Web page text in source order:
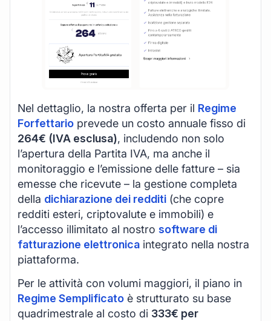
Nel dettaglio, la nostra offerta per il Regime
Forfettario prevede un costo annuale fisso di
264€ (IVA esclusa), includendo non solo
l’apertura della Partita IVA, ma anche il
monitoraggio e l’emissione delle fatture – sia
emesse che ricevute – la gestione completa
della dichiarazione dei redditi (che copre
redditi esteri, criptovalute e immobili) e
l’accesso illimitato al nostro software di
fatturazione elettronica integrato nella nostra
piattaforma.
Per le attività con volumi maggiori, il piano in
Regime Semplificato è strutturato su base
quadrimestrale al costo di 333€ per